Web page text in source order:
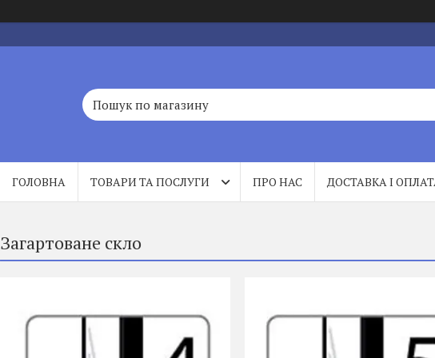
ГОЛОВНА ТОВАРИ ТА ПОСЛУГИ ПРО НАС ДОСТАВКА І
Загартоване скло